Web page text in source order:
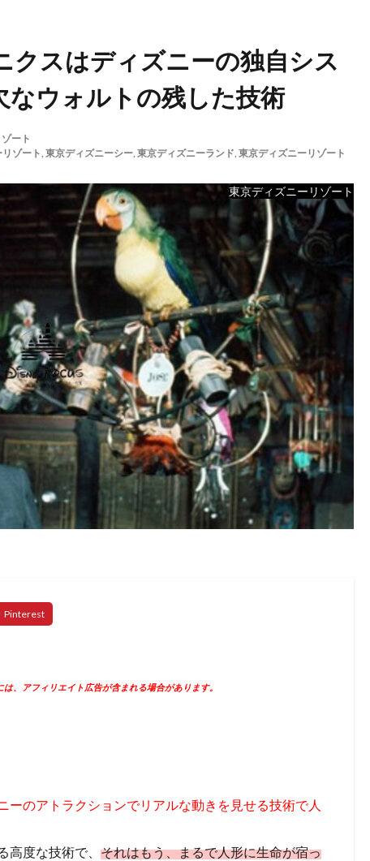
クスはディズニーの独自シス
なウォルトの残した技術
ート
ゾート, 東京ディズニーシー, 東京ディズニーランド, 東京ディズニーリゾート
東京ディズニーリゾート
、アフィリエイト広告が含まれる場合があります。
ーのアトラクションでリアルな動きを見せる技術で人
度な技術で、 それはもう、まるで人形に生命が宿っ